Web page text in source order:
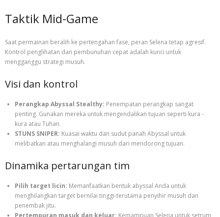
Taktik Mid-Game
Saat permainan beralih ke pertengahan fase, peran Selena tetap agresif.
Kontrol penglihatan dan pembunuhan cepat adalah kunci untuk
mengganggu strategi musuh.
Visi dan kontrol
Perangkap Abyssal Stealthy: Penempatan perangkap sangat
penting. Gunakan mereka untuk mengendalikan tujuan seperti kura -
kura atau Tuhan.
STUNS SNIPER: Kuasai waktu dan sudut panah Abyssal untuk
melibatkan atau menghalangi musuh dari mendorong tujuan.
Dinamika pertarungan tim
Pilih target licin: Memanfaatkan bentuk abyssal Anda untuk
menghilangkan target bernilai tinggi-terutama penyihir musuh dan
penembak jitu.
Pertempuran masuk dan keluar: Kemampuan Selena untuk setrum,